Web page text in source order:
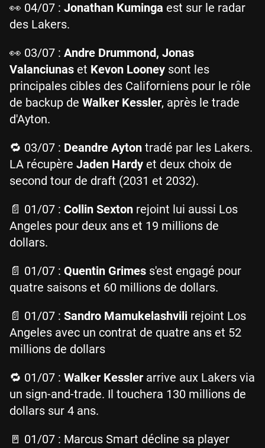
👀 04/07 : Jonathan Kuminga est sur le radar
des Lakers.
👀 03/07 : Andre Drummond, Jonas
Valanciunas et Kevon Looney sont les
principales cibles des Californiens pour le rôle
de backup de Walker Kessler, après le trade
d'Ayton.
🔁 03/07 : Deandre Ayton tradé par les Lakers.
LA récupère Jaden Hardy et deux choix de
second tour de draft (2031 et 2032).
📄 01/07 : Collin Sexton rejoint lui aussi Los
Angeles pour deux ans et 19 millions de
dollars.
📄 01/07 : Quentin Grimes s'est engagé pour
quatre saisons et 60 millions de dollars.
📄 01/07 : Sandro Mamukelashvili rejoint Los
Angeles avec un contrat de quatre ans et 52
millions de dollars
🔁 01/07 : Walker Kessler arrive aux Lakers via
un sign-and-trade. Il touchera 130 millions de
dollars sur 4 ans.
🚪 01/07 : Marcus Smart décline sa player